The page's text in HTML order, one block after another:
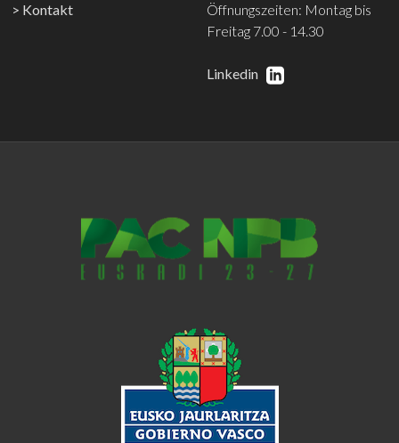
Kontakt
Öffnungszeiten: Montag bis
Freitag 7.00 - 14.30
Linkedin